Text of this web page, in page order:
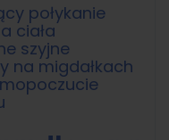
połykanie
ciała
szyjne
na migdałkach